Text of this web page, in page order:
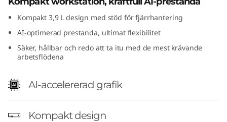
F
G
n
2
Kompakt 3,9 L design med stöd för fjärrhantering
AI-optimerad prestanda, ultimat flexibilitet
Säker, hållbar och redo att ta itu med de mest krävande
arbetsflödena
AI-accelererad grafik
Kompakt design